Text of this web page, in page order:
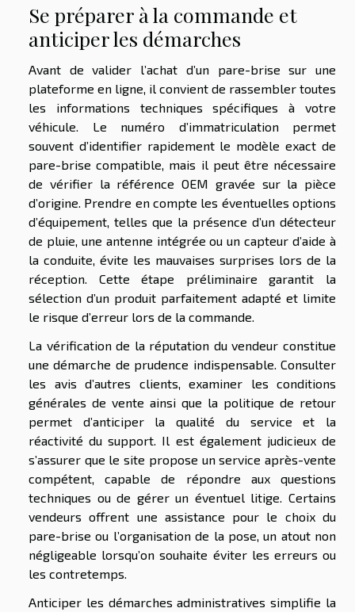
Se préparer à la commande et
anticiper les démarches
Avant de valider l’achat d’un pare-brise sur une
plateforme en ligne, il convient de rassembler toutes
les informations techniques spécifiques à votre
véhicule. Le numéro d’immatriculation permet
souvent d’identifier rapidement le modèle exact de
pare-brise compatible, mais il peut être nécessaire
de vérifier la référence OEM gravée sur la pièce
d’origine. Prendre en compte les éventuelles options
d’équipement, telles que la présence d’un détecteur
de pluie, une antenne intégrée ou un capteur d’aide à
la conduite, évite les mauvaises surprises lors de la
réception. Cette étape préliminaire garantit la
sélection d’un produit parfaitement adapté et limite
le risque d’erreur lors de la commande.
La vérification de la réputation du vendeur constitue
une démarche de prudence indispensable. Consulter
les avis d’autres clients, examiner les conditions
générales de vente ainsi que la politique de retour
permet d’anticiper la qualité du service et la
réactivité du support. Il est également judicieux de
s’assurer que le site propose un service après-vente
compétent, capable de répondre aux questions
techniques ou de gérer un éventuel litige. Certains
vendeurs offrent une assistance pour le choix du
pare-brise ou l’organisation de la pose, un atout non
négligeable lorsqu’on souhaite éviter les erreurs ou
les contretemps.
Anticiper les démarches administratives simplifie la